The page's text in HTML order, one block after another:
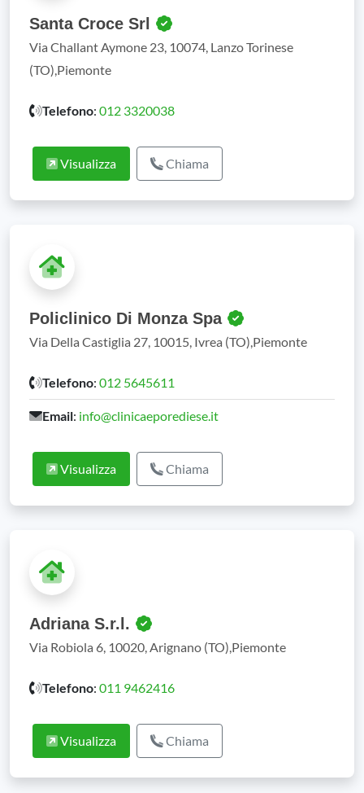
Santa Croce Srl
Via Challant Aymone 23, 10074, Lanzo Torinese
(TO),Piemonte
Telefono: 012 3320038
Visualizza Chiama
Policlinico Di Monza Spa
Via Della Castiglia 27, 10015, Ivrea (TO),Piemonte
Telefono: 012 5645611
Email: info@clinicaeporediese.it
Visualizza Chiama
Adriana S.r.l.
Via Robiola 6, 10020, Arignano (TO),Piemonte
Telefono: 011 9462416
Visualizza Chiama